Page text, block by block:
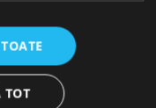
pot opta pentru
sau
a se potrivi
TOT